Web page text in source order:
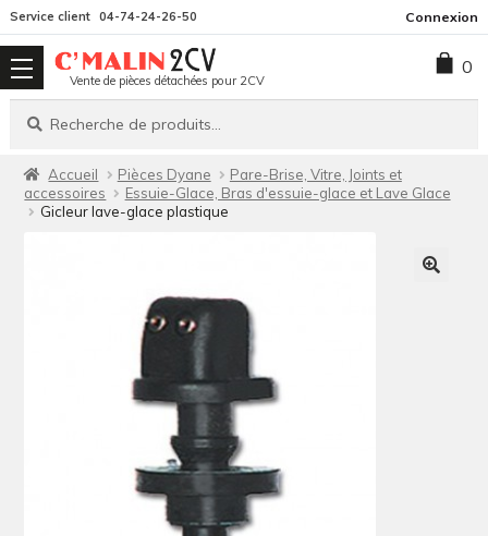
la
navigation
contenu
Service client 04-74-24-26-50 Connexion
Vente de pièces détachées pour 2CV
Recherche
Recherche
0
Accueil Pièces Dyane
Pare-Brise, Vitre, Joints et
accessoires
Essuie-Glace, Bras d'essuie-glace et Lave Glace
Gicleur lave-glace plastique